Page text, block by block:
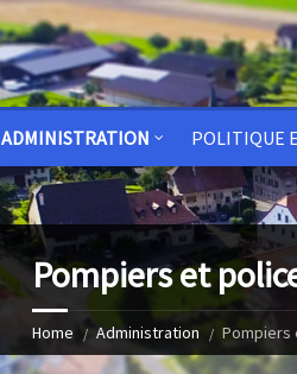
ADMINISTRATION POLITIQUE
Pompiers et
Home Administration Pompiers